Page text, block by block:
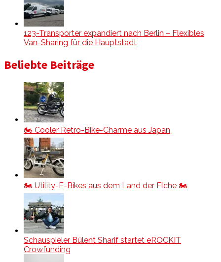
123-Transporter expandiert nach Berlin – Flexibles
Van-Sharing für die Hauptstadt
Beliebte Beiträge
🏍️ Cooler Retro-Bike-Charme aus Japan
🏍️ Utility-E-Bikes aus dem Land der Elche 🏍️
Schauspieler Bülent Sharif startet eROCKIT
Crowfunding